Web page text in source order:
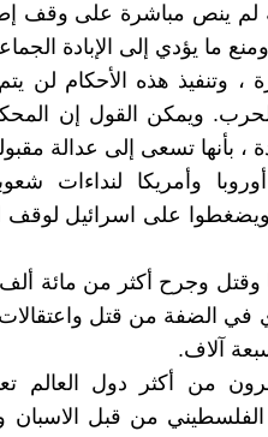
لم ينص مباشرة على وقف
ما يؤدي إلى الإبادة
وتنفيذ هذه الأحكام لن
ويمكن القول إن
بأنها تسعى إلى عدالة
وأمريكا لنداءات
على اسرائيل
وقتل وجرح أكثر من مائة
في الضفة من قتل
آلاف.
من أكثر دول العالم
من قبل الاسبان